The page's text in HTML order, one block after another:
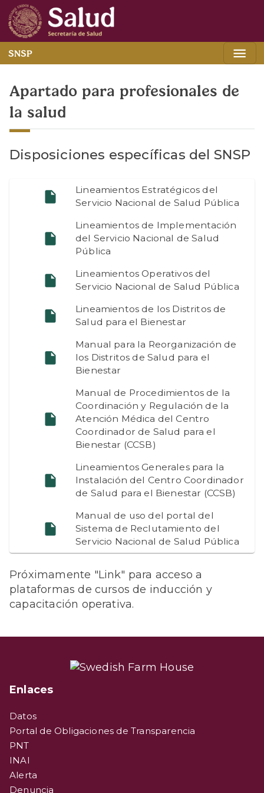
SNSP
Apartado para profesionales de
la salud
Disposiciones específicas del SNSP
Lineamientos Estratégicos del
Servicio Nacional de Salud Pública
Lineamientos de Implementación
del Servicio Nacional de Salud
Pública
Lineamientos Operativos del
Servicio Nacional de Salud Pública
Lineamientos de los Distritos de
Salud para el Bienestar
Manual para la Reorganización de
los Distritos de Salud para el
Bienestar
Manual de Procedimientos de la
Coordinación y Regulación de la
Atención Médica del Centro
Coordinador de Salud para el
Bienestar (CCSB)
Lineamientos Generales para la
Instalación del Centro Coordinador
de Salud para el Bienestar (CCSB)
Manual de uso del portal del
Sistema de Reclutamiento del
Servicio Nacional de Salud Pública
Próximamente "Link" para acceso a
plataformas de cursos de inducción y
capacitación operativa.
Enlaces
Datos
Portal de Obligaciones de Transparencia
PNT
INAI
Alerta
Denuncia